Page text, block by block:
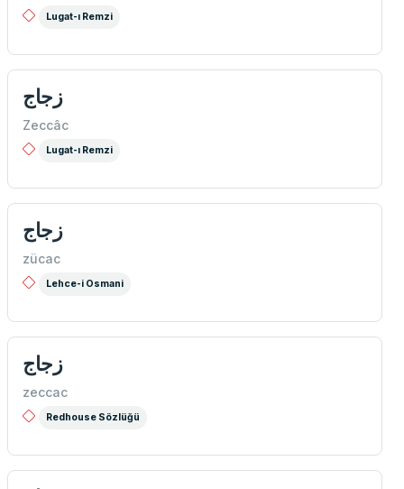
Lugat-ı Remzi
زجاج
Zeccâc
Lugat-ı Remzi
زجاج
zücac
Lehce-i Osmani
زجاج
zeccac
Redhouse Sözlüğü